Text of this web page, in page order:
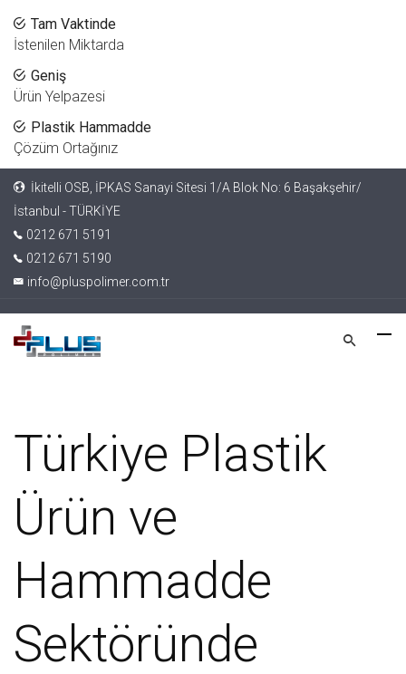
Tam Vaktinde
İstenilen Miktarda
Geniş
Ürün Yelpazesi
Plastik Hammadde
Çözüm Ortağınız
İkitelli OSB, İPKAS Sanayi Sitesi 1/A Blok No: 6 Başakşehir/
İstanbul - TÜRKİYE
0212 671 5191
0212 671 5190
info@pluspolimer.com.tr
Türkiye Plastik
Ürün ve
Hammadde
Sektöründe